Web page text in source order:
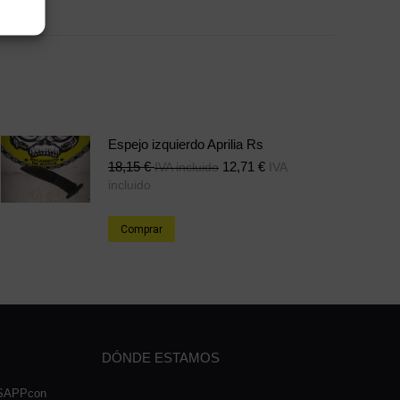
Espejo izquierdo Aprilia Rs
18,15€ IVA incluido 12,71 € IVA
incluido
Comprar
DÓNDE ESTAMOS